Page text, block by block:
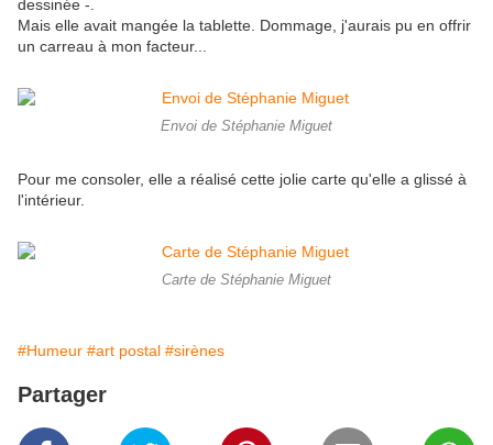
dessinée -.
Mais elle avait mangée la tablette. Dommage, j'aurais pu en offrir
un carreau à mon facteur...
Envoi de Stéphanie Miguet
Pour me consoler, elle a réalisé cette jolie carte qu'elle a glissé à
l'intérieur.
Carte de Stéphanie Miguet
#Humeur #art postal #sirènes
Partager